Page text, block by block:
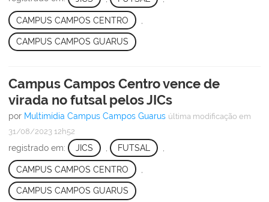
CAMPUS CAMPOS CENTRO
CAMPUS CAMPOS GUARUS
Campus Campos Centro vence de
virada no futsal pelos JICs
por Multimídia Campus Campos Guarus última modificação em
31/08/2023 12h52
registrado em: JICS FUTSAL
CAMPUS CAMPOS CENTRO
CAMPUS CAMPOS GUARUS